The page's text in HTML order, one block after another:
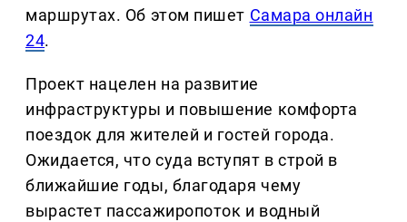
маршрутах. Об этом пишет Самара онлайн
24.
Проект нацелен на развитие
инфраструктуры и повышение комфорта
поездок для жителей и гостей города.
Ожидается, что суда вступят в строй в
ближайшие годы, благодаря чему
вырастет пассажиропоток и водный